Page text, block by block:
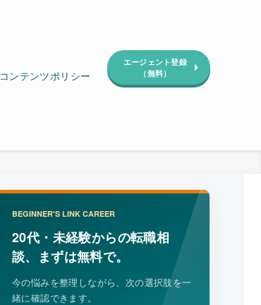
コンテンツポリシー
エージェント登録
（無料）
BEGINNER'S LINK CAREER
20代・未経験からの転職相
談、まずは無料で。
今の悩みを整理しながら、次の選択肢を一
緒に確認できます。